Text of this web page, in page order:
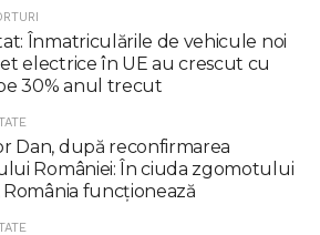
Înmatriculările de vehicule noi
electrice în UE au crescut cu
30% anul trecut
Dan, după reconfirmarea
României: În ciuda zgomotului
România funcţionează